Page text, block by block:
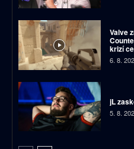
Valve
krizí
6. 8.
jL
5. 8.